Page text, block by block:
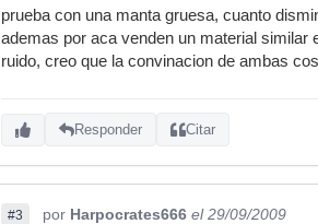
prueba con una manta gruesa, cuanto
ademas por aca venden un material similar
ruido, creo que la convinacion de ambas
Responder Citar
#3 por Harpocrates666 el 29/09/2009